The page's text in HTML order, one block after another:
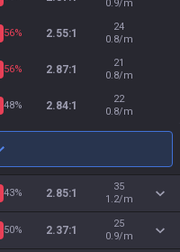
0.9/m
56% 2.55:1
24
0.8/m
56% 2.87:1
21
0.8/m
48% 2.84:1
22
0.8/m
43% 2.85:1
35
1.2/m
50% 2.37:1
25
0.9/m